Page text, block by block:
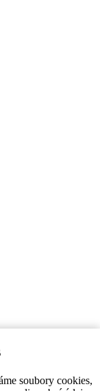
soubory cookies,